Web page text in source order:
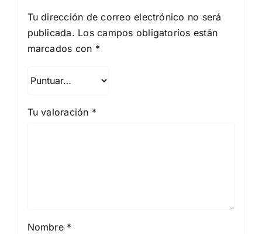
Tu dirección de correo electrónico no será
publicada. Los campos obligatorios están
marcados con *
Tu valoración *
Nombre *